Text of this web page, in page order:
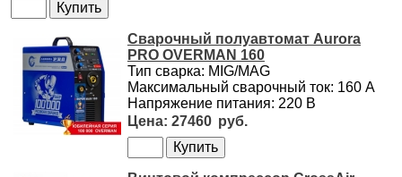
Сварочный полуавтомат Aurora
PRO OVERMAN 160
Тип сварка: MIG/MAG
Максимальный сварочный ток: 160 А
Напряжение питания: 220 В
27460